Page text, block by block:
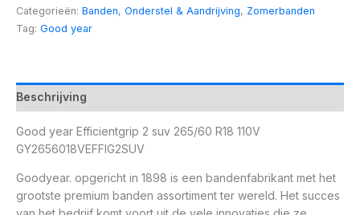
Categorieën: Banden, Onderstel & Aandrijving, Zomerbanden
Tag: Good year
Beschrijving
Good year Efficientgrip 2 suv 265/60 R18 110V
GY2656018VEFFIG2SUV
Goodyear. opgericht in 1898 is een bandenfabrikant met het
grootste premium banden assortiment ter wereld. Het succes